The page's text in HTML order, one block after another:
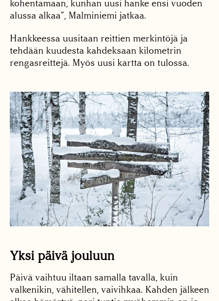
kohentamaan, kunhan uusi hanke ensi vuoden
alussa alkaa”, Malminiemi jatkaa.
Hankkeessa uusitaan reittien merkintöjä ja
tehdään kuudesta kahdeksaan kilometrin
rengasreittejä. Myös uusi kartta on tulossa.
Yksi päivä jouluun
Päivä vaihtuu iltaan samalla tavalla, kuin
valkenikin, vähitellen, vaivihkaa. Kahden jälkeen